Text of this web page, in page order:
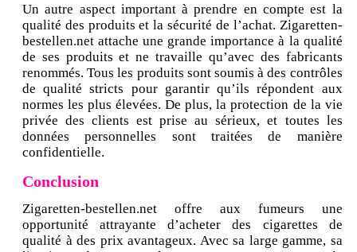
Un autre aspect important à prendre en compte est la
qualité des produits et la sécurité de l’achat. Zigaretten-
bestellen.net attache une grande importance à la qualité
de ses produits et ne travaille qu’avec des fabricants
renommés. Tous les produits sont soumis à des contrôles
de qualité stricts pour garantir qu’ils répondent aux
normes les plus élevées. De plus, la protection de la vie
privée des clients est prise au sérieux, et toutes les
données personnelles sont traitées de manière
confidentielle.
Conclusion
Zigaretten-bestellen.net offre aux fumeurs une
opportunité attrayante d’acheter des cigarettes de
qualité à des prix avantageux. Avec sa large gamme, sa